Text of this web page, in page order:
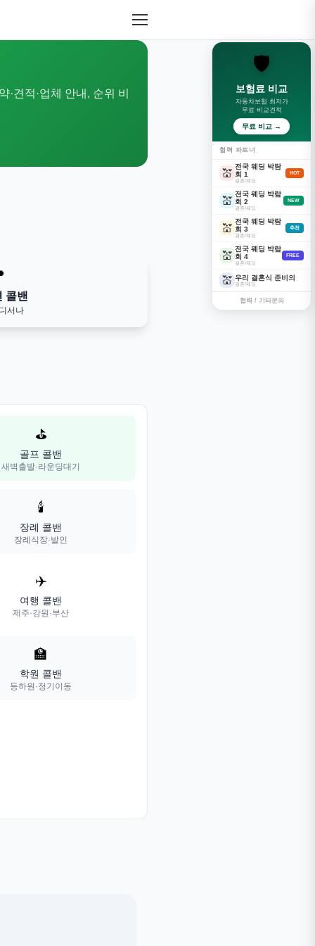
견적·업체 안내, 순위 비
콜밴
서나
⛳
골프 콜밴
새벽출발·라운딩대기
🕯️
장례 콜밴
장례식장·발인
✈️
여행 콜밴
제주·강원·부산
🏫
학원 콜밴
등하원·정기이동
🛡️
보험료 비교
자동차보험 최저가
무료 비교견적
무료 비교 →
협력 파트너
💒
전국 웨딩 박람
회 1
결혼/웨딩
HOT
💒
전국 웨딩 박람
회 2
결혼/웨딩
NEW
💒
전국 웨딩 박람
회 3
결혼/웨딩
추천
💒
전국 웨딩 박람
회 4
결혼/웨딩
FREE
💒 우리 결혼식 준비의
결혼/웨딩
협력 / 기타문의